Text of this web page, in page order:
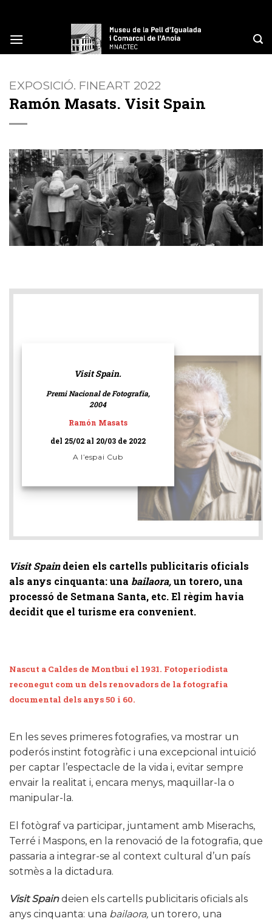
content
EXPOSICIÓ. FINEART 2022
Ramón Masats. Visit Spain
Visit Spain.
Premi Nacional de Fotografia,
2004
Ramón Masats
del 25/02 al 20/03 de 2022
A l’espai Cub
Visit Spaindeien els cartells publicitaris oficials
als anys cinquanta: una bailaora,un torero, una
processó de Setmana Santa, etc. El règim havia
decidit que el turisme era convenient.
Nascut a Caldes de Montbui el 1931. Fotoperiodista
reconegut com un dels renovadors de la fotografia
documental dels anys 50 i 60.
En les seves primeres fotografies, va mostrar un
poderós instint fotogràfic i una excepcional intuïció
per captar l’espectacle de la vida i, evitar sempre
envair la realitat i, encara menys, maquillar-la o
manipular-la.
El fotògraf va participar, juntament amb Miserachs,
Terré i Maspons, en la renovació de la fotografia, que
passaria a integrar-se al context cultural d’un país
sotmès a la dictadura.
Visit Spaindeien els cartells publicitaris oficials als
anys cinquanta: una bailaora, un torero, una